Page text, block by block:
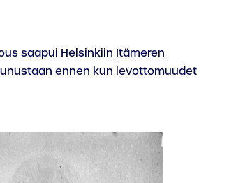
saapui Helsinkiin Itämeren
ennen kun levottomuudet